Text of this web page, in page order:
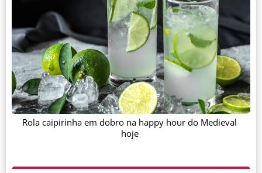
Rola caipirinha em dobro na happy hour do Medieval
hoje